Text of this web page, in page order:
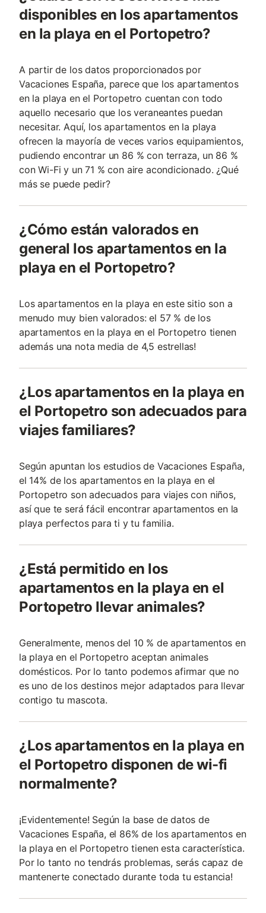
disponibles en los apartamentos
en la playa en el Portopetro?
A partir de los datos proporcionados por
Vacaciones España, parece que los apartamentos
en la playa en el Portopetro cuentan con todo
aquello necesario que los veraneantes puedan
necesitar. Aquí, los apartamentos en la playa
ofrecen la mayoría de veces varios equipamientos,
pudiendo encontrar un 86 % con terraza, un 86 %
con Wi-Fi y un 71 % con aire acondicionado. ¿Qué
más se puede pedir?
¿Cómo están valorados en
general los apartamentos en la
playa en el Portopetro?
Los apartamentos en la playa en este sitio son a
menudo muy bien valorados: el 57 % de los
apartamentos en la playa en el Portopetro tienen
además una nota media de 4,5 estrellas!
¿Los apartamentos en la playa en
el Portopetro son adecuados para
viajes familiares?
Según apuntan los estudios de Vacaciones España,
el 14% de los apartamentos en la playa en el
Portopetro son adecuados para viajes con niños,
así que te será fácil encontrar apartamentos en la
playa perfectos para ti y tu familia.
¿Está permitido en los
apartamentos en la playa en el
Portopetro llevar animales?
Generalmente, menos del 10 % de apartamentos en
la playa en el Portopetro aceptan animales
domésticos. Por lo tanto podemos afirmar que no
es uno de los destinos mejor adaptados para llevar
contigo tu mascota.
¿Los apartamentos en la playa en
el Portopetro disponen de wi-fi
normalmente?
¡Evidentemente! Según la base de datos de
Vacaciones España, el 86% de los apartamentos en
la playa en el Portopetro tienen esta característica.
Por lo tanto no tendrás problemas, serás capaz de
mantenerte conectado durante toda tu estancia!